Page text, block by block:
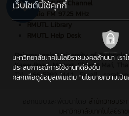
ARIT RMUTL Channel
Radio FM 97.25 MHz
Rajamangala University of
Kaew Road, Muang, Chiang Mai,
Tel : +66 5392 1444 , Email :
เว็บไซต์นี้ใช้คุกกี้
มหาวิทยาลัยเทคโนโลยีราชมงคลล้านนา เร
ประสบการณ์การใช้งานที่ดียิ่งขึ้น
คลิกเพื่อดูข้อมูลเพิ่มเติม "นโยบายความเป็
สำนักวิทยบริ